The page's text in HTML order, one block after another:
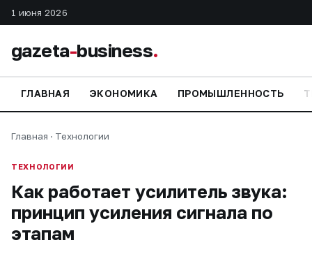
1 июня 2026
gazeta-business.
ГЛАВНАЯ ЭКОНОМИКА ПРОМЫШЛЕННОСТЬ
Главная · Технологии
ТЕХНОЛОГИИ
Как работает усилитель звука:
принцип усиления сигнала по
этапам